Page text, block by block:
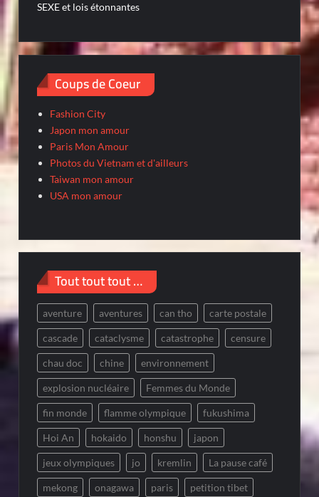
SEXE et lois étonnantes
Coups de Coeur
Fashion City
Japon mon amour
Paris Mon Amour
Photos du Vietnam et d'ailleurs
Taiwan mon amour
USA mon amour
Tout tout tout …
aventure aventures can tho carte postale
cascade cataclysme catastrophe censure
chau doc chine environnement
explosion nucléaire Femmes du Monde
fin monde flamme olympique fukushima
Hoi An hokaido honshu japon
jeux olympiques jo kremlin La pause café
mekong onagawa paris petition tibet